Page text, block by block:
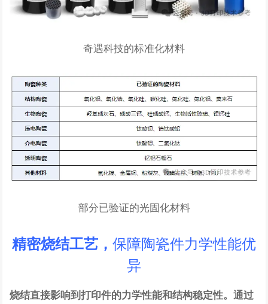
奇遇科技的标准化材料
部分已验证的光固化材料
精密烧结工艺， 保障陶瓷件力学性能优
异
烧结直接影响到打印件的力学性能和结构稳定性。通过